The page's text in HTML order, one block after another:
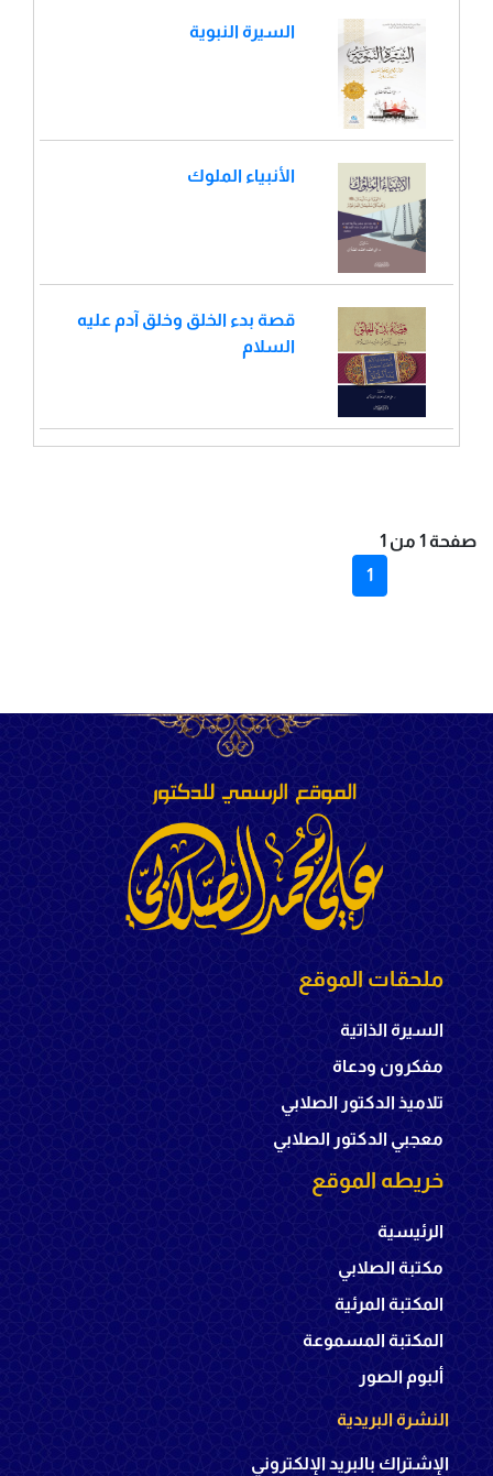
السيرة النبوية
الأنبياء الملوك
قصة بدء الخلق وخلق آدم عليه
السلام
صفحة 1 من 1
1
ملحقات الموقع
السيرة الذاتية
مفكرون ودعاة
تلاميذ الدكتور الصلابي
معجبي الدكتور الصلابي
خريطه الموقع
الرئيسية
مكتبة الصلابي
المكتبة المرئية
المكتبة المسموعة
ألبوم الصور
النشرة البريدية
الإشتراك بالبريد الإلكتروني